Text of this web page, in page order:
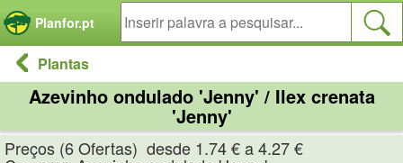
Planfor.pt
Plantas
Azevinho ondulado 'Jenny' / Ilex crenata
'Jenny'
Preços (6 Ofertas) desde 1.74 € a 4.27 €
Painel de Gerenciamento de Cookies